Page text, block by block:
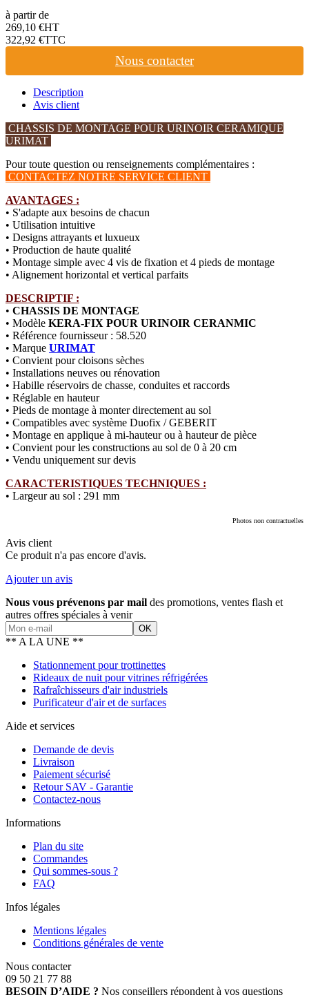
à partir de
269,10 €HT
322,92 €TTC
Nous contacter
Description
Avis client
CHASSIS DE MONTAGE POUR URINOIR CERAMIQUE
URIMAT
Pour toute question ou renseignements complémentaires :
CONTACTEZ NOTRE SERVICE CLIENT
AVANTAGES :
• S'adapte aux besoins de chacun
• Utilisation intuitive
• Designs attrayants et luxueux
• Production de haute qualité
• Montage simple avec 4 vis de fixation et 4 pieds de montage
• Alignement horizontal et vertical parfaits
DESCRIPTIF :
• CHASSIS DE MONTAGE
• Modèle KERA-FIX POUR URINOIR CERANMIC
• Référence fournisseur : 58.520
• Marque URIMAT
• Convient pour cloisons sèches
• Installations neuves ou rénovation
• Habille réservoirs de chasse, conduites et raccords
• Réglable en hauteur
• Pieds de montage à monter directement au sol
• Compatibles avec système Duofix / GEBERIT
• Montage en applique à mi-hauteur ou à hauteur de pièce
• Convient pour les constructions au sol de 0 à 20 cm
• Vendu uniquement sur devis
CARACTERISTIQUES TECHNIQUES :
• Largeur au sol : 291 mm
Photos non contractuelles
Avis client
Ce produit n'a pas encore d'avis.
Ajouter un avis
Nous vous prévenons par mail des promotions, ventes flash et
autres offres spéciales à venir
** A LA UNE **
Stationnement pour trottinettes
Rideaux de nuit pour vitrines réfrigérées
Rafraîchisseurs d'air industriels
Purificateur d'air et de surfaces
Aide et services
Demande de devis
Livraison
Paiement sécurisé
Retour SAV - Garantie
Contactez-nous
Informations
Plan du site
Commandes
Qui sommes-sous ?
FAQ
Infos légales
Mentions légales
Conditions générales de vente
Nous contacter
09 50 21 77 88
BESOIN D’AIDE ? Nos conseillers répondent à vos questions